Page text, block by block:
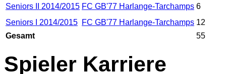
Seniors II 2014/2015 FC GB'77 Harlange-Tarchamps 6
Seniors I 2014/2015 FC GB'77 Harlange-Tarchamps 12
Gesamt
55
Spieler Karriere